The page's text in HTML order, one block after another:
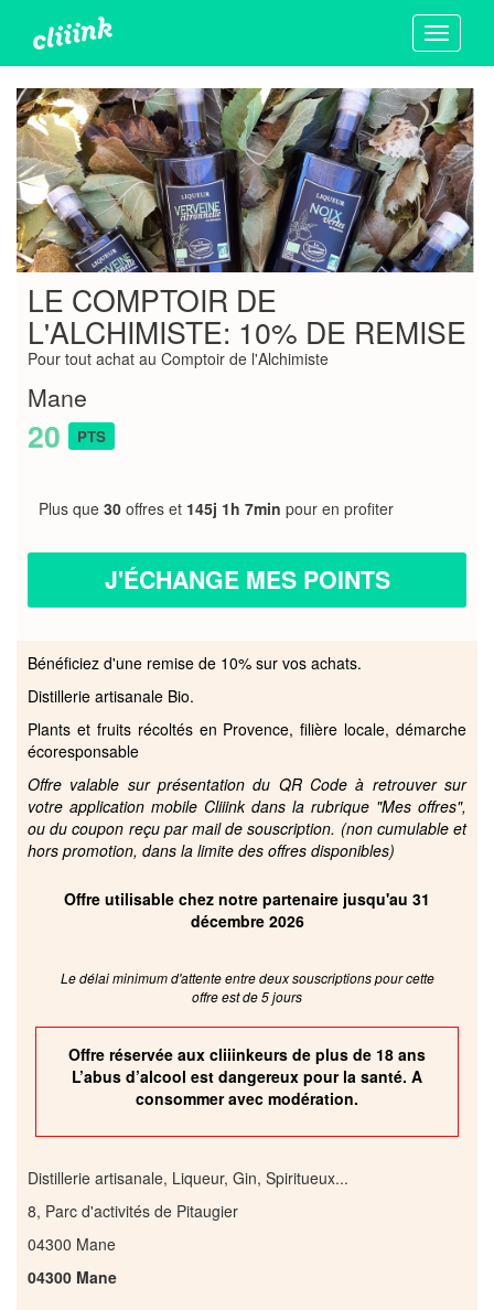
Toggle
LE COMPTOIR DE
L'ALCHIMISTE: 10% DE REMISE
Pour tout achat au Comptoir de l'Alchimiste
Mane
20 PTS
Plus que 30 offres et 145j 1h 7min pour en profiter
J'ÉCHANGE MES POINTS
Bénéficiez d'une remise de 10% sur vos achats.
Distillerie artisanale Bio.
Plants et fruits récoltés en Provence, filière locale, démarche
écoresponsable
Offre valable sur présentation du QR Code à retrouver sur
votre application mobile Cliiink dans la rubrique "Mes offres",
ou du coupon reçu par mail de souscription. (non cumulable et
hors promotion, dans la limite des offres disponibles)
Offre utilisable chez notre partenaire jusqu'au 31
décembre 2026
Le délai minimum d'attente entre deux souscriptions pour cette
offre est de 5 jours
Offre réservée aux cliiinkeurs de plus de 18 ans
L’abus d’alcool est dangereux pour la santé. A
consommer avec modération.
Distillerie artisanale, Liqueur, Gin, Spiritueux...
8, Parc d'activités de Pitaugier
04300 Mane
04300 Mane